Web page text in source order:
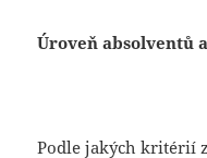
Úroveň absolventů
Podle jakých kritérií